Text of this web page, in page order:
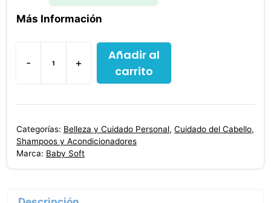
Más Información
-
Shampoo
Baby
Soft
Delicado
+
Añadir al
carrito
Categorías: Belleza y Cuidado Personal, Cuidado del Cabello,
Shampoos y Acondicionadores
Marca: Baby Soft